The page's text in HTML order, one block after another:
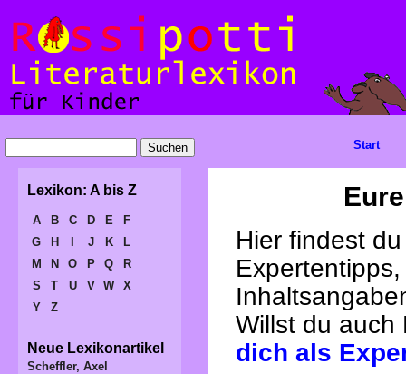
Hier findest
Willst du
dich als
Start
Lexikon: A bis Z
A B C D E
F
G
H J K
L
M
N O P Q
R
S
T U V W
X
Y
Z
Neue Lexikonartikel
Scheffler, Axel